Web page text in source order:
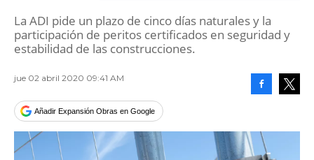
La ADI pide un plazo de cinco días naturales y la
participación de peritos certificados en seguridad y
estabilidad de las construcciones.
jue 02 abril 2020 09:41 AM
Añadir Expansión Obras en Google